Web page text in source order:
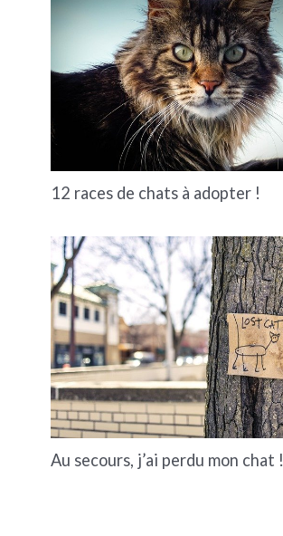
12 races de chats à adopter !
Au secours, j’ai perdu mon chat !